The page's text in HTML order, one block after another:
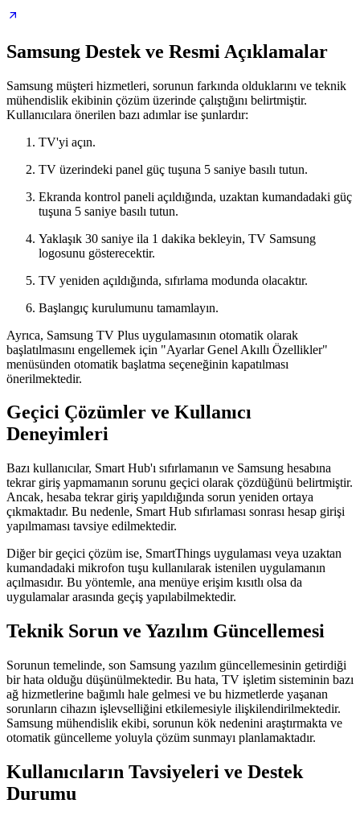
Samsung Destek ve Resmi Açıklamalar
Samsung müşteri hizmetleri, sorunun farkında olduklarını ve teknik
mühendislik ekibinin çözüm üzerinde çalıştığını belirtmiştir.
Kullanıcılara önerilen bazı adımlar ise şunlardır:
TV'yi açın.
TV üzerindeki panel güç tuşuna 5 saniye basılı tutun.
Ekranda kontrol paneli açıldığında, uzaktan kumandadaki güç
tuşuna 5 saniye basılı tutun.
Yaklaşık 30 saniye ila 1 dakika bekleyin, TV Samsung
logosunu gösterecektir.
TV yeniden açıldığında, sıfırlama modunda olacaktır.
Başlangıç kurulumunu tamamlayın.
Ayrıca, Samsung TV Plus uygulamasının otomatik olarak
başlatılmasını engellemek için "Ayarlar Genel Akıllı Özellikler"
menüsünden otomatik başlatma seçeneğinin kapatılması
önerilmektedir.
Geçici Çözümler ve Kullanıcı
Deneyimleri
Bazı kullanıcılar, Smart Hub'ı sıfırlamanın ve Samsung hesabına
tekrar giriş yapmamanın sorunu geçici olarak çözdüğünü belirtmiştir.
Ancak, hesaba tekrar giriş yapıldığında sorun yeniden ortaya
çıkmaktadır. Bu nedenle, Smart Hub sıfırlaması sonrası hesap girişi
yapılmaması tavsiye edilmektedir.
Diğer bir geçici çözüm ise, SmartThings uygulaması veya uzaktan
kumandadaki mikrofon tuşu kullanılarak istenilen uygulamanın
açılmasıdır. Bu yöntemle, ana menüye erişim kısıtlı olsa da
uygulamalar arasında geçiş yapılabilmektedir.
Teknik Sorun ve Yazılım Güncellemesi
Sorunun temelinde, son Samsung yazılım güncellemesinin getirdiği
bir hata olduğu düşünülmektedir. Bu hata, TV işletim sisteminin bazı
ağ hizmetlerine bağımlı hale gelmesi ve bu hizmetlerde yaşanan
sorunların cihazın işlevselliğini etkilemesiyle ilişkilendirilmektedir.
Samsung mühendislik ekibi, sorunun kök nedenini araştırmakta ve
otomatik güncelleme yoluyla çözüm sunmayı planlamaktadır.
Kullanıcıların Tavsiyeleri ve Destek
Durumu